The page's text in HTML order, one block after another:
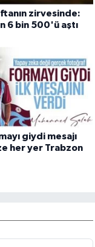
zirvesinde:
6 bin 500'ü aştı
giydi mesajı
her yer Trabzon